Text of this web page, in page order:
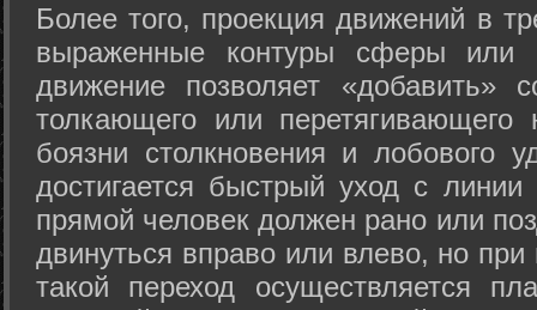
Более того, проекция движений в
выраженные контуры сферы или
движение позволяет «добавить»
толкающего или перетягивающего
боязни столкновения и лобового
достигается быстрый уход с
прямой человек должен рано или
двинуться вправо или влево, но
такой переход осуществляется